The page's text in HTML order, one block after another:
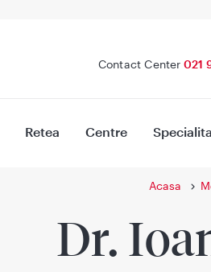
Contact Center 021
Retea Centre
Acasa
Dr.